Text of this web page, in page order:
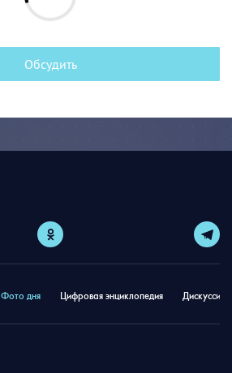
Обсудить
Фото дня Цифровая энциклопедия